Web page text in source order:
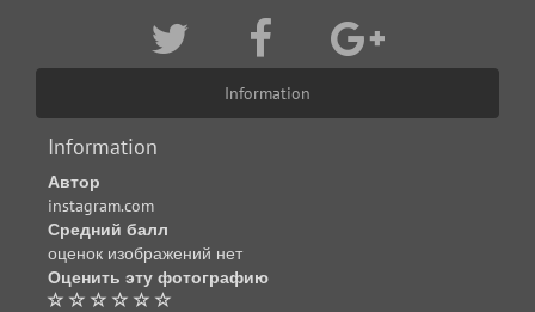
Information
Information
Автор
instagram.com
Средний балл
оценок изображений нет
Оценить эту фотографию